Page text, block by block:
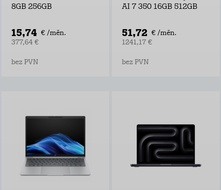
8GB 256GB
15,74 € /mēn.
377,64 €
bez PVN
AI 7 350 16GB 512GB
51,72 € /mēn.
1241,17 €
bez PVN